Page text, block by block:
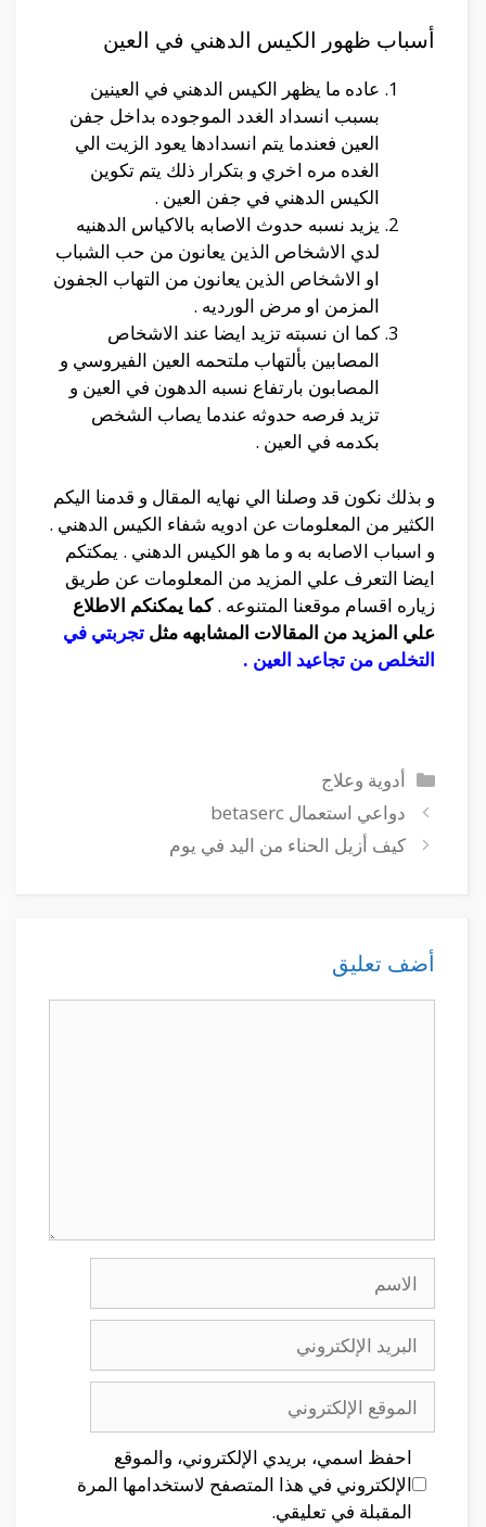
أسباب ظهور الكيس الدهني في العين
عاده ما يظهر الكيس الدهني في العينين
بسبب انسداد الغدد الموجوده بداخل جفن
العين فعندما يتم انسدادها يعود الزيت الي
الغده مره اخري و بتكرار ذلك يتم تكوين
الكيس الدهني في جفن العين .
يزيد نسبه حدوث الاصابه بالاكياس الدهنيه
لدي الاشخاص الذين يعانون من حب الشباب
او الاشخاص الذين يعانون من التهاب الجفون
المزمن او مرض الورديه .
كما ان نسبته تزيد ايضا عند الاشخاص
المصابين بألتهاب ملتحمه العين الفيروسي و
المصابون بارتفاع نسبه الدهون في العين و
تزيد فرصه حدوثه عندما يصاب الشخص
بكدمه في العين .
و بذلك نكون قد وصلنا الي نهايه المقال و قدمنا اليكم
الكثير من المعلومات عن ادويه شفاء الكيس الدهني .
و اسباب الاصابه به و ما هو الكيس الدهني . يمكتكم
ايضا التعرف علي المزيد من المعلومات عن طريق
زياره اقسام موقعنا المتنوعه .كما يمكنكم الاطلاع
علي المزيد من المقالات المشابهه مثل تجربتي في
التخلص من تجاعيد العين .
التصنيفات
أدوية وعلاج
دواعي استعمال betaserc
كيف أزيل الحناء من اليد في يوم
أضف تعليق
الاسم
البريد
الإلكتروني
الموقع
الإلكتروني
احفظ اسمي، بريدي الإلكتروني، والموقع
الإلكتروني في هذا المتصفح لاستخدامها المرة
المقبلة في تعليقي.